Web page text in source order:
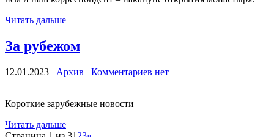
Читать дальше
За рубежом
12.01.2023 Архив Комментариев нет
Короткие зарубежные новости
Читать дальше